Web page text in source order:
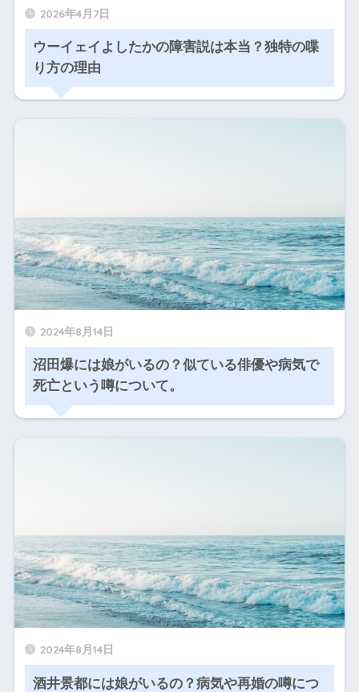
2026年4月7日
ウーイェイよしたかの障害説は本当？独特の喋
り方の理由
2024年8月14日
沼田爆には娘がいるの？似ている俳優や病気で
死亡という噂について。
2024年8月14日
酒井景都には娘がいるの？病気や再婚の噂につ